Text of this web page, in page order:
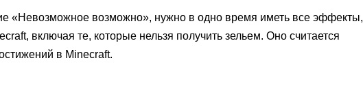
«Невозможное возможно», нужно в одно время иметь все эффекты,
включая те, которые нельзя получить зельем. Оно считается
в Minecraft.